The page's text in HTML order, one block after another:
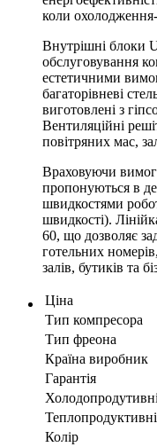
коли
Внутрішні блоки
обслуговування
естетичними
багаторівневі
виготовлені з
Вентиляційні
повітряних мас,
Враховуючи
пропонуються в
швидкостями
швидкості).
60, що дозволяє
готельних
залів, бутиків та
Ціна
Тип компресора
Тип фреона
Країна виробник
Гарантія
Колір